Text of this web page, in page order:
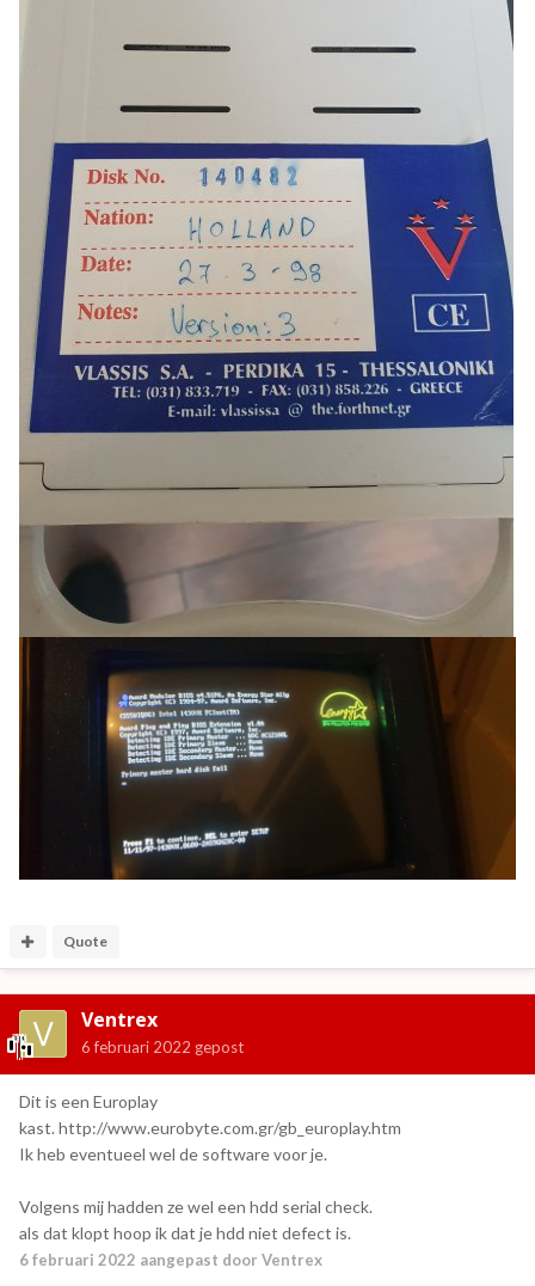
Quote
Ventrex
6 februari 2022 gepost
Dit is een Europlay
kast. http://www.eurobyte.com.gr/gb_europlay.htm
Ik heb eventueel wel de software voor je.
Volgens mij hadden ze wel een hdd serial check.
als dat klopt hoop ik dat je hdd niet defect is.
6 februari 2022 aangepast door Ventrex